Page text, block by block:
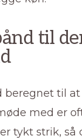
til
beregnet til at
med er
tykt strik, så